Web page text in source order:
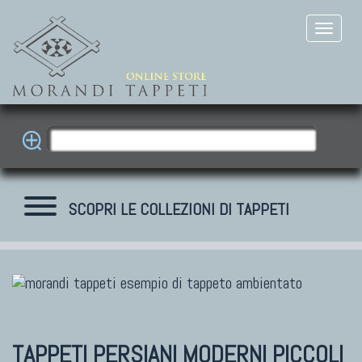
SCOPRI LE COLLEZIONI DI TAPPETI
TAPPETI MODERNI
Himalayan
TAPPETI PERSIANI MODERNI PICCOLI